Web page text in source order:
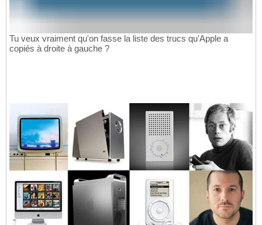
Tu veux vraiment qu'on fasse la liste des trucs qu'Apple a
copiés à droite à gauche ?